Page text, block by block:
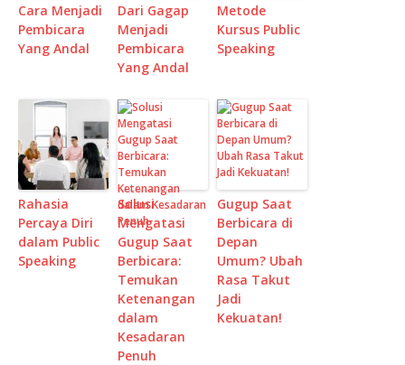
Cara Menjadi
Pembicara
Yang Andal
Dari Gagap
Menjadi
Pembicara
Yang Andal
Metode
Kursus Public
Speaking
Rahasia
Percaya Diri
dalam Public
Speaking
Solusi
Mengatasi
Gugup Saat
Berbicara:
Temukan
Ketenangan
dalam
Kesadaran
Penuh
Gugup Saat
Berbicara di
Depan
Umum? Ubah
Rasa Takut
Jadi
Kekuatan!